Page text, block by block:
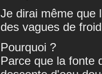
Je dirai même que
des vagues de
Pourquoi ?
Parce que la fonte